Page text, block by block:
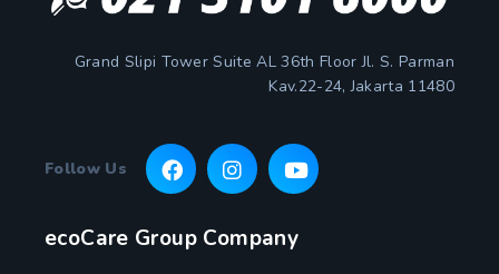
Grand Slipi Tower Suite AL 36th Floor Jl. S. Parman
Kav.22-24, Jakarta 11480
Follow Us
ecoCare Group Company